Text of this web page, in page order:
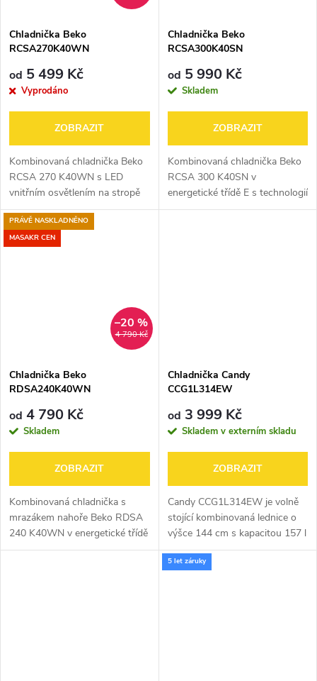
Chladnička Beko
RCSA270K40WN
od 5 499 Kč
Vyprodáno
ZOBRAZIT
Kombinovaná chladnička Beko
RCSA 270 K40WN s LED
vnitřním osvětlením na stropě
zaručíme, že najdete vše, co
hledáte. Tato lednice spadá do
energetické třídy E, což
Chladnička Beko
RCSA300K40SN
od 5 990 Kč
Skladem
ZOBRAZIT
Kombinovaná chladnička Beko
RCSA 300 K40SN v
energetické třídě E s technologií
MinFrost, LED vnitřním
PRÁVĚ NASKLADNĚNO
MASAKR CEN
4 790 Kč
–20 %
Chladnička Beko
RDSA240K40WN
od 4 790 Kč
Skladem
ZOBRAZIT
Kombinovaná chladnička s
mrazákem nahoře Beko RDSA
240 K40WN v energetické třídě
E s technologií Minfrost, díky
Chladnička Candy
CCG1L314EW
od 3 999 Kč
Skladem v externím skladu
ZOBRAZIT
Candy CCG1L314EW je volně
stojící kombinovaná lednice o
výšce 144 cm s kapacitou 157 l
(chladnička 109 l + mrazák 48
l). Nabízí energetickou třídu E,
5 let záruky